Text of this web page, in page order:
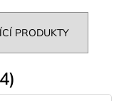
PRODUKTY